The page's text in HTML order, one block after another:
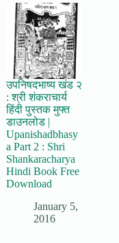
उपनिषदभाष्य खंड २
: श्री शंकराचार्य
हिंदी पुस्तक मुफ्त
डाउनलोड |
Upanishadbhasy
a Part 2 : Shri
Shankaracharya
Hindi Book Free
Download
January 5,
2016